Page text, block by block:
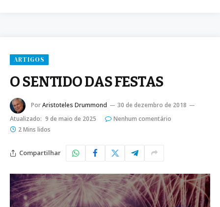
ARTIGOS
O SENTIDO DAS FESTAS
PorAristoteles Drummond
30 de dezembro de 2018
Atualizado: 9 de maio de 2025
Nenhum comentário
2 Mins lidos
Compartilhar